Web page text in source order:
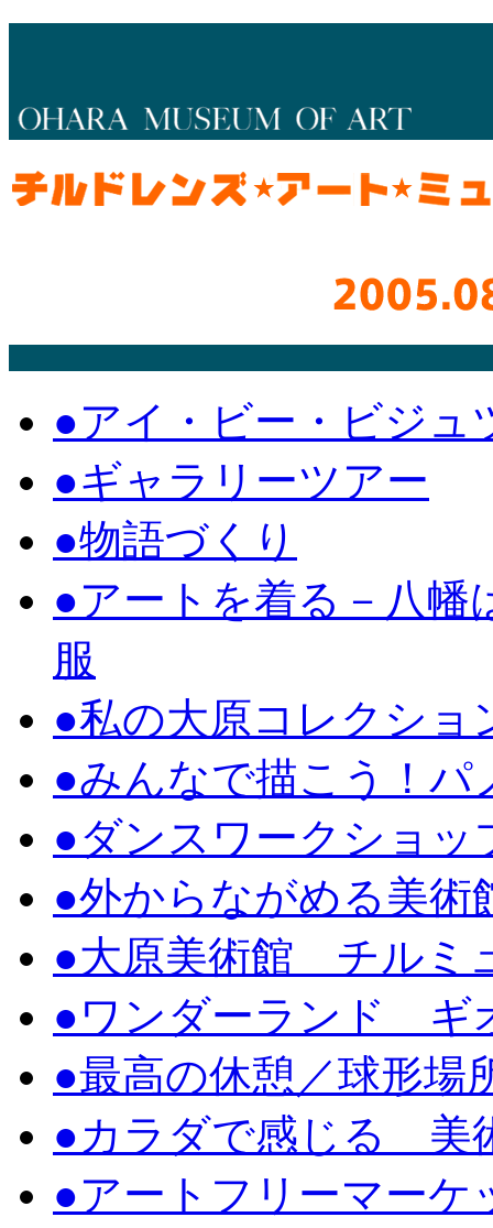
●アイ・ビー・ビジュ
●ギャラリーツアー
●物語づくり
●アートを着る－八幡
服
●私の大原コレクショ
●みんなで描こう！パ
●ダンスワークショ
●外からながめる美術
●大原美術館 チルミ
●ワンダーランド ギ
●最高の休憩／球形場
●カラダで感じる 美
●アートフリーマーケ